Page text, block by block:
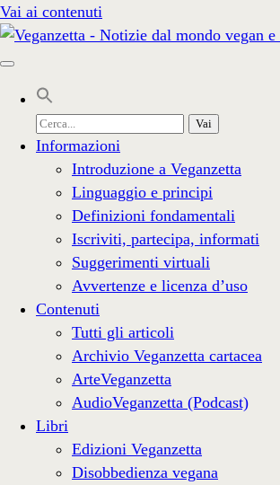
Vai ai contenuti
Cerca
per:
Informazioni
Introduzione a Veganzetta
Linguaggio e principi
Definizioni fondamentali
Iscriviti, partecipa, informati
Suggerimenti virtuali
Avvertenze e licenza d’uso
Contenuti
Tutti gli articoli
Archivio Veganzetta cartacea
ArteVeganzetta
AudioVeganzetta (Podcast)
Libri
Edizioni Veganzetta
Disobbedienza vegana